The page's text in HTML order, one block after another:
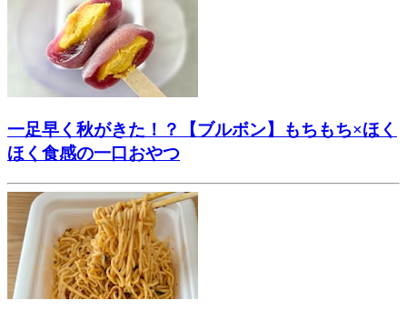
一足早く秋がきた！？【ブルボン】もちもち×ほく
ほく食感の一口おやつ